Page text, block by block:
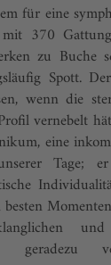
für eine
370
zu Buche
Spott.
wenn die
vernebelt
eine
Tage;
und
geradezu